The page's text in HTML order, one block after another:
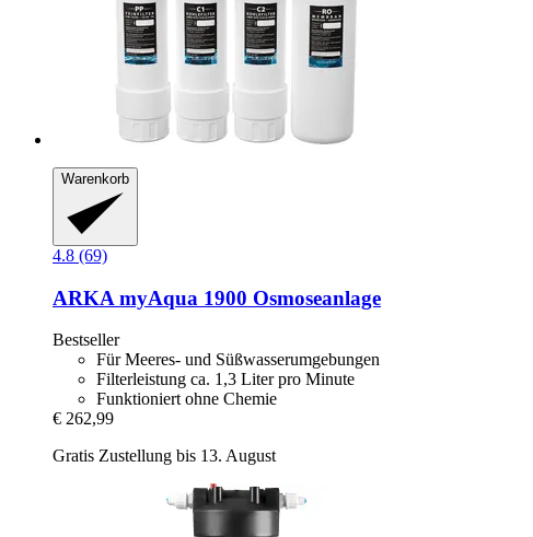
Warenkorb
4.8 (69)
ARKA myAqua 1900 Osmoseanlage
Bestseller
Für Meeres- und Süßwasserumgebungen
Filterleistung ca. 1,3 Liter pro Minute
Funktioniert ohne Chemie
€ 262,99
Gratis Zustellung bis 13. August